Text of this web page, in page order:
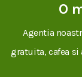
O
Agentia
gratuita, cafea